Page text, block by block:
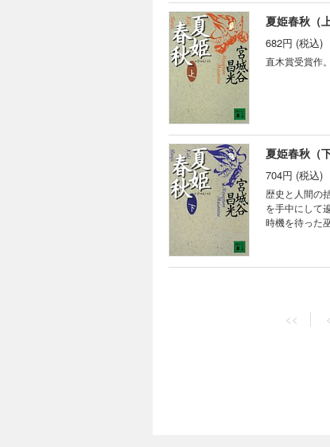
夏姫春秋（上
682円 (税込)
直木賞受賞作
夏姫春秋（下
704円 (税込)
歴史と人間の
を手中にして
時機を待った
<< <